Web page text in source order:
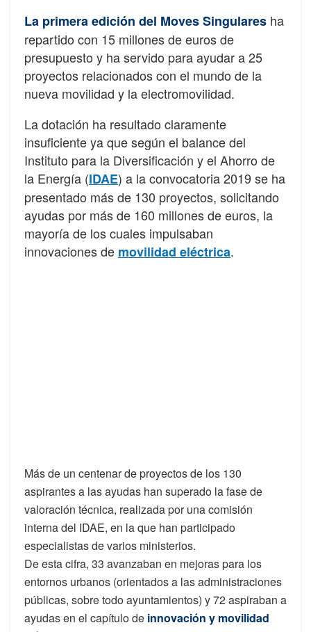
La primera edición del Moves Singulares ha
repartido con 15 millones de euros de
presupuesto y ha servido para ayudar a 25
proyectos relacionados con el mundo de la
nueva movilidad y la electromovilidad.
La dotación ha resultado claramente
insuficiente ya que según el balance del
Instituto para la Diversificación y el Ahorro de
la Energía (IDAE) a la convocatoria 2019 se ha
presentado más de 130 proyectos, solicitando
ayudas por más de 160 millones de euros, la
mayoría de los cuales impulsaban
innovaciones de movilidad eléctrica.
Más de un centenar de proyectos de los 130
aspirantes a las ayudas han superado la fase de
valoración técnica, realizada por una comisión
interna del IDAE, en la que han participado
especialistas de varios ministerios.
De esta cifra, 33 avanzaban en mejoras para los
entornos urbanos (orientados a las administraciones
públicas, sobre todo ayuntamientos) y 72 aspiraban a
ayudas en el capítulo de innovación y movilidad